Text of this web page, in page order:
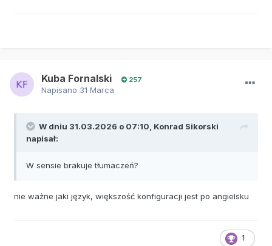
Kuba Fornalski 257
Napisano 31 Marca
W dniu 31.03.2026 o 07:10, Konrad Sikorski
napisał:
W sensie brakuje tłumaczeń?
nie ważne jaki język, większość konfiguracji jest po angielsku
1